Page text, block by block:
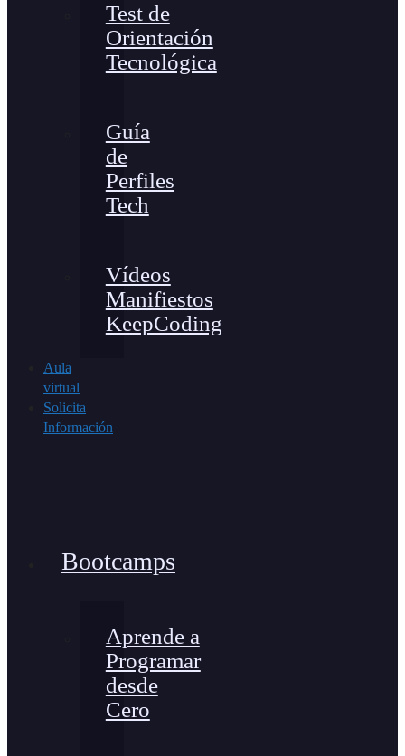
Test de
Orientación
Tecnológica
Guía
de
Perfiles
Tech
Vídeos
Manifiestos
KeepCoding
Aula
virtual
Solicita
Información
Bootcamps
Aprende a
Programar
desde
Cero